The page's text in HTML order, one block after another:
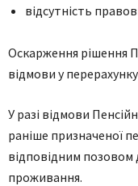
відсутність
Оскарження рішення
відмови у перерахунку
У разі відмови
раніше призначеної
відповідним позовом
проживання.